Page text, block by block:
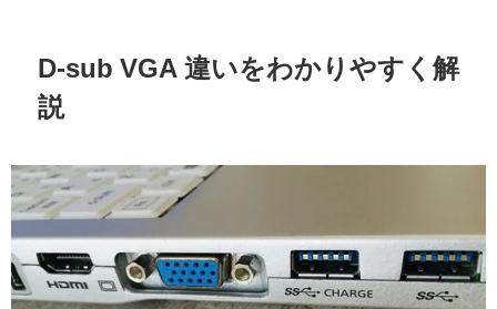
D-sub VGA 違いをわかりやすく解
説